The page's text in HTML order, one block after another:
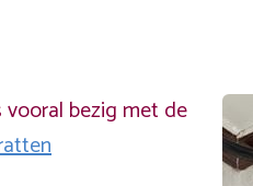
vooral bezig met de